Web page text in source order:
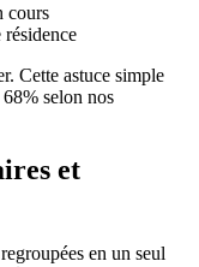
cours
Cette astuce simple
selon nos
et
en un seul